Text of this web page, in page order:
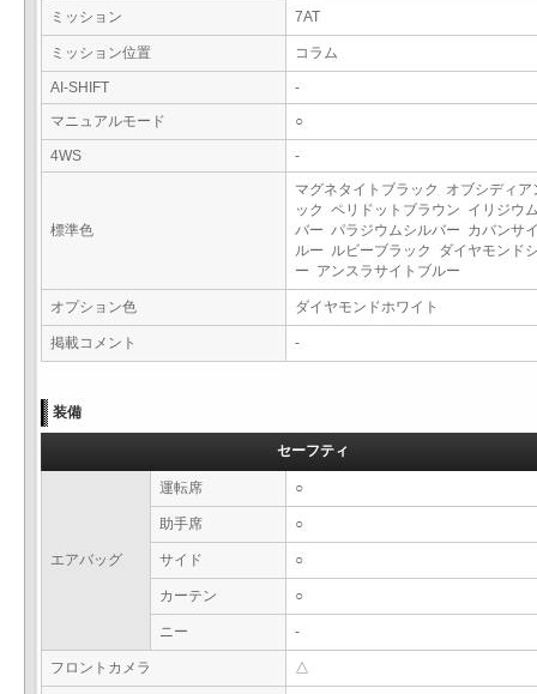
ミッション 7AT
ミッション位置 コラム
AI-SHIFT
-
マニュアルモード
○
4WS -
標準色
マグネタイトブラック オブシディア
ック ペリドットブラウン イリジウ
バー パラジウムシルバー カバンサ
ルー ルビーブラック ダイヤモンド
ー アンスラサイトブルー
オプション色 ダイヤモンドホワイト
掲載コメント -
装備
セーフティ
エアバッグ
運転席 ○
助手席 ○
サイド ○
カーテン ○
ニー -
フロントカメラ △